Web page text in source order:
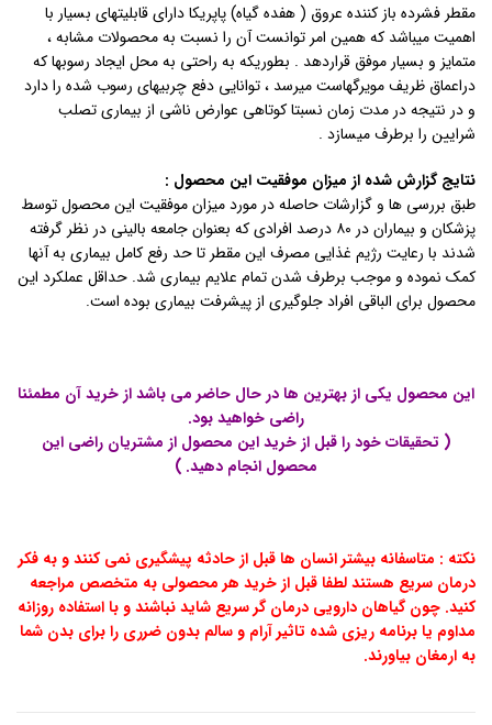
مقطر فشرده باز کننده عروق ( هفده گیاه) پاپریکا دارای قابلیتهای بسیار با
اهمیت میباشد که همین امر توانست آن را نسبت به محصولات مشابه ،
متمایز و بسیار موفق قراردهد . بطوریکه به راحتی به محل ایجاد رسوبها که
دراعماق ظریف مویرگهاست میرسد ، توانایی دفع چربیهای رسوب شده را دارد
و در نتیجه در مدت زمان نسبتا کوتاهی عوارض ناشی از بیماری تصلب
شرایین را برطرف میسازد .
نتایج گزارش شده از میزان موفقیت این محصول :
طبق بررسی ها و گزارشات حاصله در مورد میزان موفقیت این محصول توسط
پزشکان و بیماران در ۸۰ درصد افرادی که بعنوان جامعه بالینی در نظر گرفته
شدند با رعایت رژیم غذایی مصرف این مقطر تا حد رفع کامل بیماری به آنها
کمک نموده و موجب برطرف شدن تمام علایم بیماری شد. حداقل عملکرد این
محصول برای الباقی افراد جلوگیری از پیشرفت بیماری بوده است.
این محصول یکی از بهترین ها در حال حاضر می باشد از خرید آن مطمئنا
راضی خواهید بود.
( تحقیقات خود را قبل از خرید این محصول از مشتریان راضی این
محصول انجام دهید. )
نکته : متاسفانه بیشتر انسان ها قبل از حادثه پیشگیری نمی کنند و به فکر
درمان سریع هستند لطفا قبل از خرید هر محصولی به متخصص مراجعه
کنید. چون گیاهان دارویی درمان گر سریع شاید نباشند و با استفاده روزانه
مداوم یا برنامه ریزی شده تاثیر آرام و سالم بدون ضرری را برای بدن شما
به ارمغان بیاورند.